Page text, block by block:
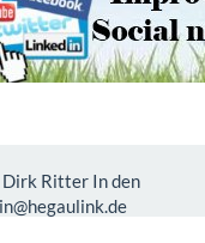
Dirk Ritter In den